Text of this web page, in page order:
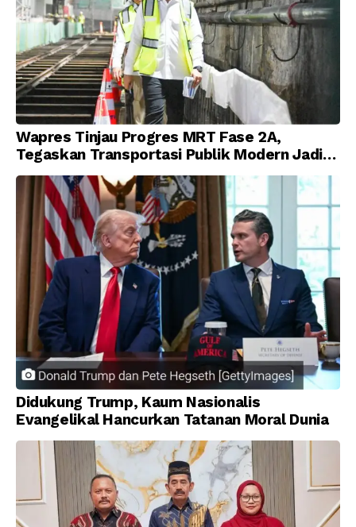
Wapres Tinjau Progres MRT Fase 2A,
Tegaskan Transportasi Publik Modern Jadi
Prioritas Nasional
Didukung Trump, Kaum Nasionalis
Evangelikal Hancurkan Tatanan Moral Dunia